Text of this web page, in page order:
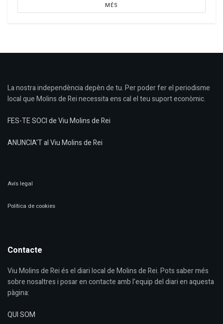
MÉS
La nostra independència depèn de tu. Per poder fer el periodisme
local que Molins de Rei necessita ens cal el teu suport econòmic.
FES-TE SOCI de Viu Molins de Rei
ANUNCIA'T al Viu Molins de Rei
Avís legal
Política de cookies
Contacte
Viu Molins de Rei és el diari local de Molins de Rei. Pots saber més
sobre nosaltres i posar en contacte amb l'equip del diari en aquesta
pàgina:
QUI SOM